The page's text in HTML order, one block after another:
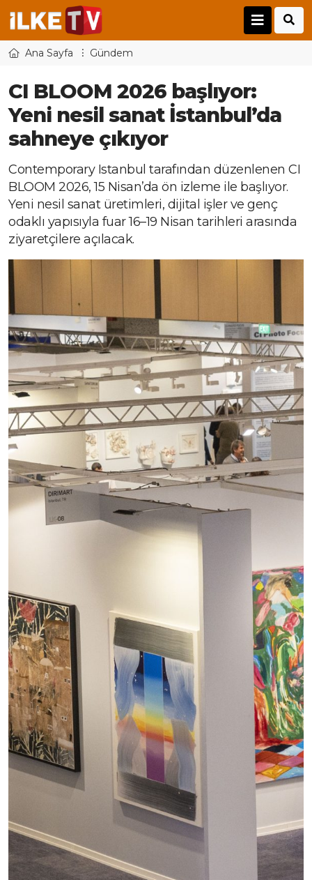
Ana Sayfa Gündem
CI BLOOM 2026 başlıyor:
Yeni nesil sanat İstanbul’da
sahneye çıkıyor
Contemporary Istanbul tarafından düzenlenen CI
BLOOM 2026, 15 Nisan’da ön izleme ile başlıyor.
Yeni nesil sanat üretimleri, dijital işler ve genç
odaklı yapısıyla fuar 16–19 Nisan tarihleri arasında
ziyaretçilere açılacak.